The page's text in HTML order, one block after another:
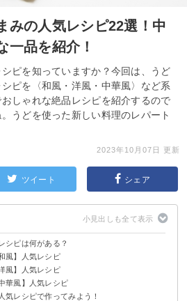
みの人気レシピ22選！中
一品を紹介！
ピを知っていますか？今回は、うど
ピを〈和風・洋風・中華風〉など系
しゃれな絶品レシピを紹介するので
うどを使った新しい料理のレパート
2023年10月07日 更新
ツイート シェア
シピは何がある？
風】人気レシピ
唐揚げ
え揚げ
風】人気レシピ
ー
しゃれな生ハム巻き
チーズ焼き
ンチーノ風炒め
ーズのせ
華風】人気レシピ
げ
め煮
気レシピで作ってみよう！